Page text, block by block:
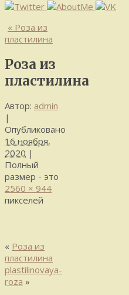
« Роза из
пластилина
Роза из
пластилина
Автор: admin
|
Опубликовано
16 ноября,
2020 |
Полный
размер - это
2560 × 944
пикселей
« Роза из
пластилина
plastilinovaya-
roza »